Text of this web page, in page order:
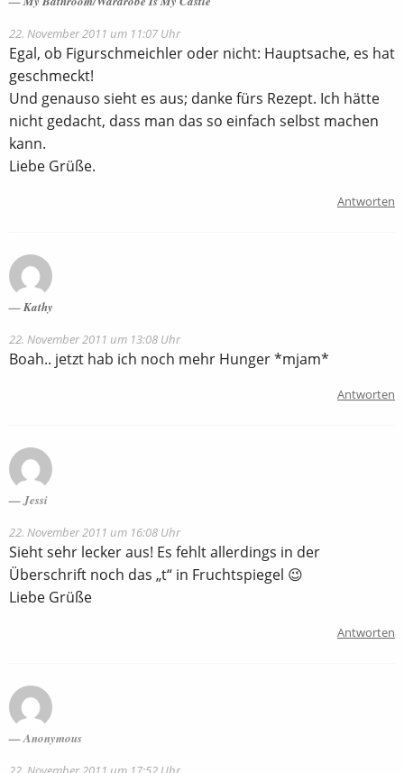
22. November 2011 um 11:07 Uhr
Egal, ob Figurschmeichler oder nicht: Hauptsache, es hat
geschmeckt!
Und genauso sieht es aus; danke fürs Rezept. Ich hätte
nicht gedacht, dass man das so einfach selbst machen
kann.
Liebe Grüße.
Antworten
Kathy
22. November 2011 um 13:08 Uhr
Boah.. jetzt hab ich noch mehr Hunger *mjam*
Antworten
Jessi
22. November 2011 um 16:08 Uhr
Sieht sehr lecker aus! Es fehlt allerdings in der
Überschrift noch das „t“ in Fruchtspiegel 😉
Liebe Grüße
Antworten
Anonymous